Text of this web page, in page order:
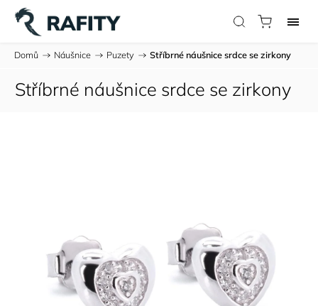
Domů / Náušnice / Puzety / Stříbrné náušnice srdce se zirkony
Stříbrné náušnice srdce se zirkony